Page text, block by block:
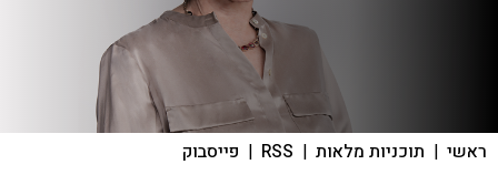
ראשי | תוכניות מלאות |
RSS
| פייסבוק